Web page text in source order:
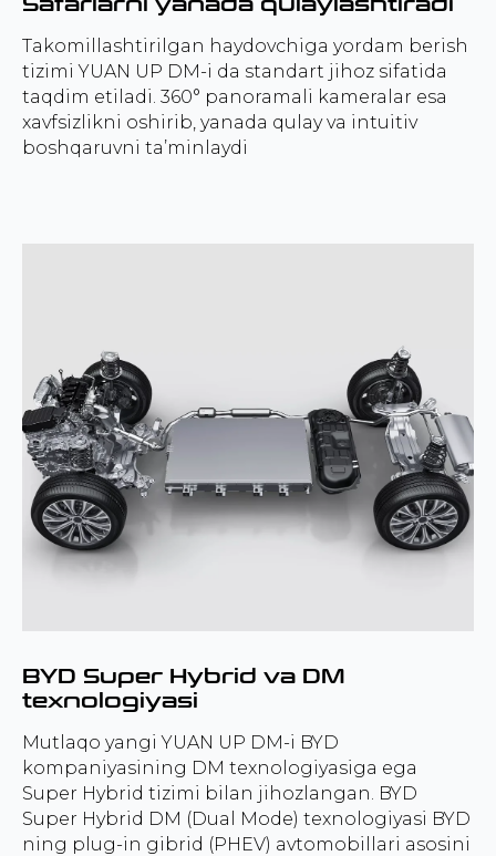
Takomillashtirilgan haydovchiga yordam berish
tizimi YUAN UP DM-i da standart jihoz sifatida
taqdim etiladi. 360° panoramali kameralar esa
xavfsizlikni oshirib, yanada qulay va intuitiv
boshqaruvni ta’minlaydi
BYD Super Hybrid va DM
texnologiyasi
Mutlaqo yangi YUAN UP DM-i BYD
kompaniyasining DM texnologiyasiga ega
Super Hybrid tizimi bilan jihozlangan. BYD
Super Hybrid DM (Dual Mode) texnologiyasi BYD
ning plug-in gibrid (PHEV) avtomobillari asosini